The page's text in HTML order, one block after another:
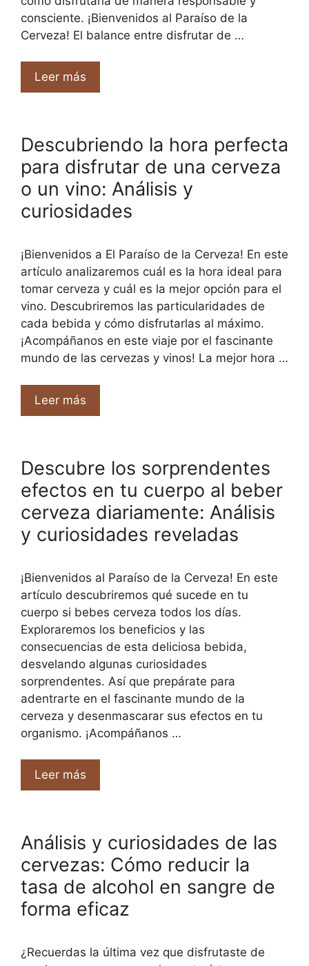
consciente. ¡Bienvenidos al Paraíso de la
Cerveza! El balance entre disfrutar de …
Leer más
Descubriendo la hora perfecta
para disfrutar de una cerveza
o un vino: Análisis y
curiosidades
¡Bienvenidos a El Paraíso de la Cerveza! En este
artículo analizaremos cuál es la hora ideal para
tomar cerveza y cuál es la mejor opción para el
vino. Descubriremos las particularidades de
cada bebida y cómo disfrutarlas al máximo.
¡Acompáñanos en este viaje por el fascinante
mundo de las cervezas y vinos! La mejor hora …
Leer más
Descubre los sorprendentes
efectos en tu cuerpo al beber
cerveza diariamente: Análisis
y curiosidades reveladas
¡Bienvenidos al Paraíso de la Cerveza! En este
artículo descubriremos qué sucede en tu
cuerpo si bebes cerveza todos los días.
Exploraremos los beneficios y las
consecuencias de esta deliciosa bebida,
desvelando algunas curiosidades
sorprendentes. Así que prepárate para
adentrarte en el fascinante mundo de la
cerveza y desenmascarar sus efectos en tu
organismo. ¡Acompáñanos …
Leer más
Análisis y curiosidades de las
cervezas: Cómo reducir la
tasa de alcohol en sangre de
forma eficaz
¿Recuerdas la última vez que disfrutaste de